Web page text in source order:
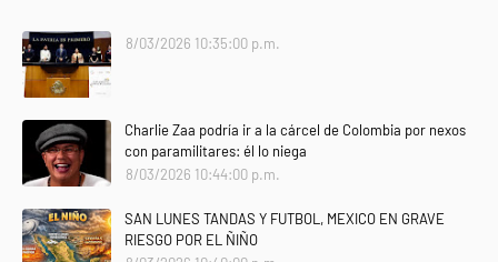
8/03/2026 10:35:00 p.m.
Charlie Zaa podría ir a la cárcel de Colombia por nexos
con paramilitares: él lo niega
8/03/2026 10:44:00 p.m.
SAN LUNES TANDAS Y FUTBOL, MEXICO EN GRAVE
RIESGO POR EL ÑIÑO